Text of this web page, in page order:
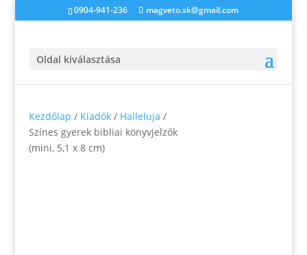
0904-941-236 magveto.sk@gmail.com
Oldal kiválasztása
Kezdőlap / Kiadók / Halleluja /
Színes gyerek bibliai könyvjelzők
(mini, 5,1 x 8 cm)